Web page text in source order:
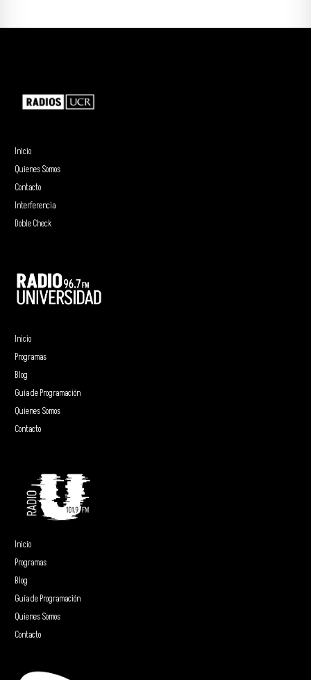
Inicio
Quienes Somos
Contacto
Interferencia
Doble Check
Inicio
Programas
Blog
Guía de Programación
Quienes Somos
Contacto
Inicio
Programas
Blog
Guía de Programación
Quienes Somos
Contacto